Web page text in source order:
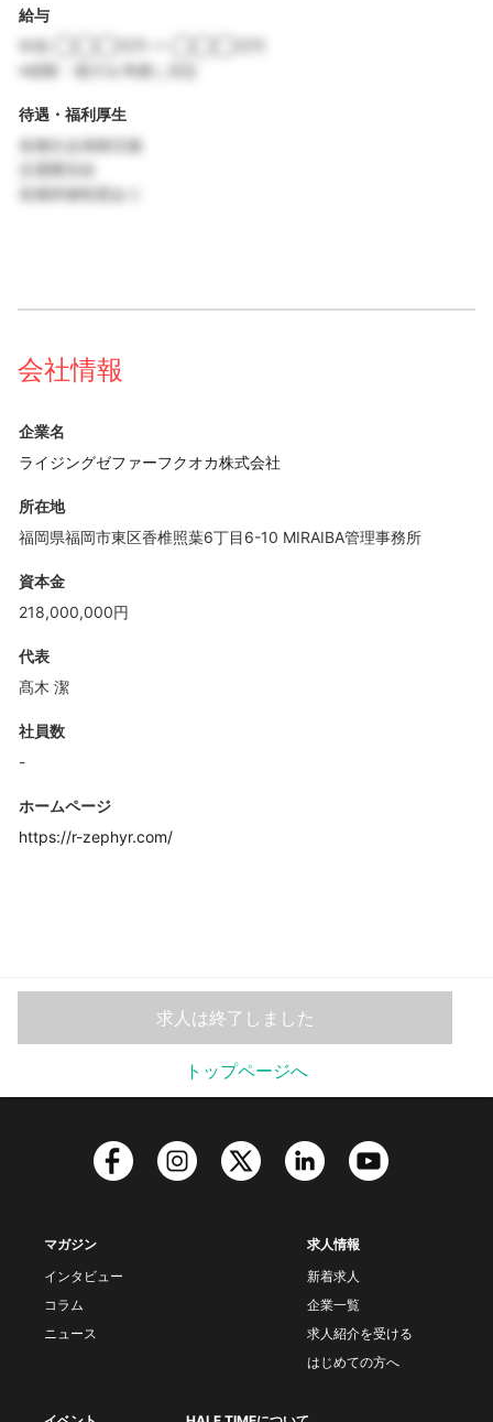
給与
※経験・能力を考慮し決定
待遇・福利厚生
各種社会保険完備
交通費支給
各種研修制度あり
会社情報
企業名
ライジングゼファーフクオカ株式会社
所在地
福岡県福岡市東区香椎照葉6丁目6-10 MIRAIBA管理事務所
資本金
218,000,000円
代表
髙木 潔
社員数
-
ホームページ
https://r-zephyr.com/
求人は終了しました
トップページへ
マガジン
インタビュー
コラム
ニュース
求人情報
新着求人
企業一覧
求人紹介を受ける
はじめての方へ